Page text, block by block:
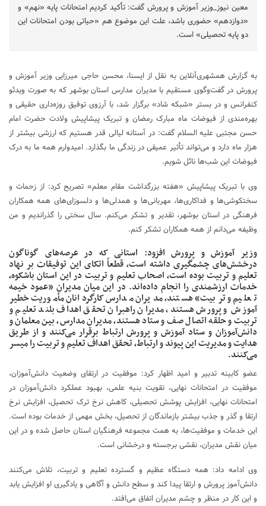
معین نیوز_وزیر آموزش و پرورش گفت: تأکید کردیم امتحانات پایه «نهم» و
«دوازدهم» حضوری باشد، علت این موضوع هم «حیاتی بودن امتحانات این
دو پایه تحصیلی» است.
به گزارش همشهری‌آنلاین به نقل از ایسنا، محسن حاجی میرزایی وزیر آموزش و
پرورش در گفت‌وگوی مستقیم با مدیران مدارس استان بوشهر که به صورت ویدئو
کنفرانس و در بستر «شبکه شاد» برگزار شد، با آرزوی توفیق روزه‌داری حقیقی و
بهره‌مندی از فیوضات ماه مبارک رمضان و تبریک پیشاپیش ولادت حضرت امام
حسن مجتبی علیه السلام گفت: در آستانه لیالی قدر هستیم که ارزشی بیشتر از
هزار ماه دارد و می‌تواند تأثیر عمیقی در زندگی ما بگذارد. امیدوارم همه ما به درک
فیوضات این شب‌ها نائل شویم.
وی با تبریک پیشاپیش «هفته بزرگداشت مقام معلم» تصریح کرد: از زحمات و
سختکوشی‌ها و فداکاری‌ها، مهربانی‌ها و همدلی‌ها و دلسوزای‌های همه همکاران
فرهنگی در استان بوشهر، تقدیر و تشکر می‌کنم. سال سختی را گذراندیم و من
وظیفه می‌دانم از همه همکاران تشکر کنم.
وزیر آموزش و پرورش افزود: استانی که در عرصه‌های گوناگون
درخشش‌های چشمگیری داشته است، قطعاً اتکای این توفیقات بر نهاد
تعلیم و تربیت بوده است، اصحاب تعلیم و تربیت در این استان باشکوه،
خدمات ارزشمندی را انجام داده‌اند. در این میان مدیران «عمود خیمه
تعلیم و تربیت» هستند، مدیران مدارس کارگردانان مأموریت خطیر
آموزش و پرورش هستند، مدیران راهبران تحقق اهداف بلند تعلیم و
تربیت و حلقه اتصال صف و ستاد هستند، مدیران مدارس، بین معلمان و
دانش‌آموزان و ستاد آموزش و پرورش ارتباط برقرار می‌کنند و از طریق
هدایت و مدیریت این پیوند و ارتباط، تحقق اهداف تعلیم و تربیت را میسر
می‌کنند.
عضو کابینه تدبیر و امید اظهار کرد: موفقیت در ارتقای وضعیت دانش‌آموزان،
موفقیت در امتحانات نهایی، تقویت بنیه علمی، بهبود عملکرد دانش‌آموزان در
امتحانات نهایی، افزایش پوشش تحصیلی، کاهش نرخ ترک تحصیل، افزایش نرخ
ارتقا و گذر و جذب بیشتر بازماندگان از تحصیل، بخش مهمی از خدمات بوده است.
این خدمات و موفقیت‌ها، به همت مجموعه فرهنگیان استان حاصل شده و در این
میان نقش مدیران، نقشی برجسته و درخشانی است.
وی ادامه داد: همه دستگاه عظیم و گسترده تعلیم و تربیت، تلاش می‌کنند
دانش‌آموز پرورش و ارتقا پیدا کند و سطح دانش و آگاهی و یادگیری او افزایش یابد
و این کار در منظر و چشم مدیران اتفاق می‌افتد.